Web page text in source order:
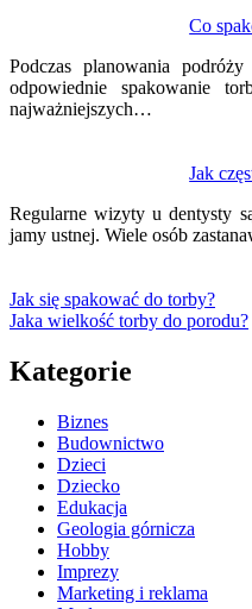
Co
Podczas planowania
odpowiednie spakowanie
najważniejszych…
Jak
Regularne wizyty u dentysty
jamy ustnej. Wiele osób
Jak się spakować do torby?
Jaka wielkość torby do porodu?
Kategorie
Biznes
Budownictwo
Dzieci
Dziecko
Edukacja
Geologia górnicza
Hobby
Imprezy
Marketing i reklama